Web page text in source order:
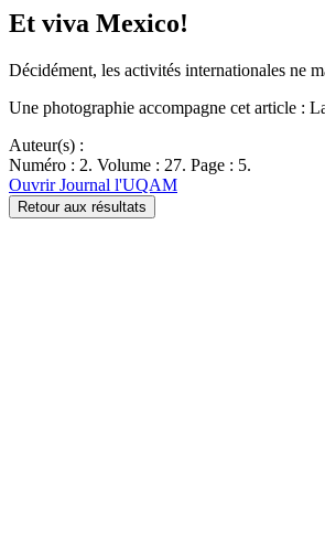
Et viva Mexico!
Décidément, les activités internationales ne
Une photographie accompagne cet article :
Auteur(s) :
Numéro : 2. Volume : 27. Page : 5.
Ouvrir Journal l'UQAM
Retour aux résultats